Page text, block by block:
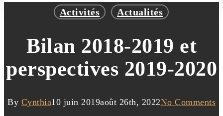
Activités Actualités
Bilan 2018-2019 et
perspectives 2019-2020
By Cynthia10 juin 2019août 26th, 2022No Comments